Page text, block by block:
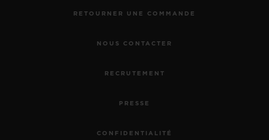
RETOURNER UNE COMMANDE
NOUS CONTACTER
RECRUTEMENT
PRESSE
CONFIDENTIALITÉ